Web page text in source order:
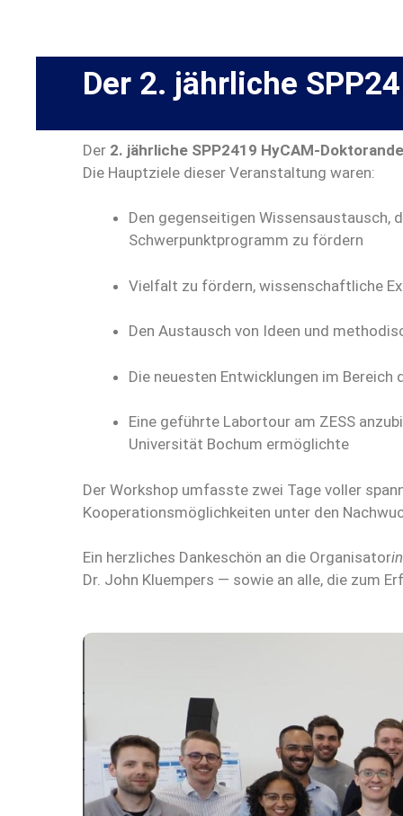
Der 2. jährliche
Der 2. jährliche SPP2419 HyCAM-
Die Hauptziele dieser Veranstaltung waren:
Den gegenseitigen Wissensaustausch,
Schwerpunktprogramm zu fördern
Vielfalt zu fördern, wissenschaftliche
Den Austausch von Ideen und
Die neuesten Entwicklungen im
Eine geführte Labortour am ZESS
Universität Bochum ermöglichte
Der Workshop umfasste zwei Tage voller
Kooperationsmöglichkeiten unter den
Ein herzliches Dankeschön an die Organisator
Dr. John Kluempers — sowie an alle, die zum